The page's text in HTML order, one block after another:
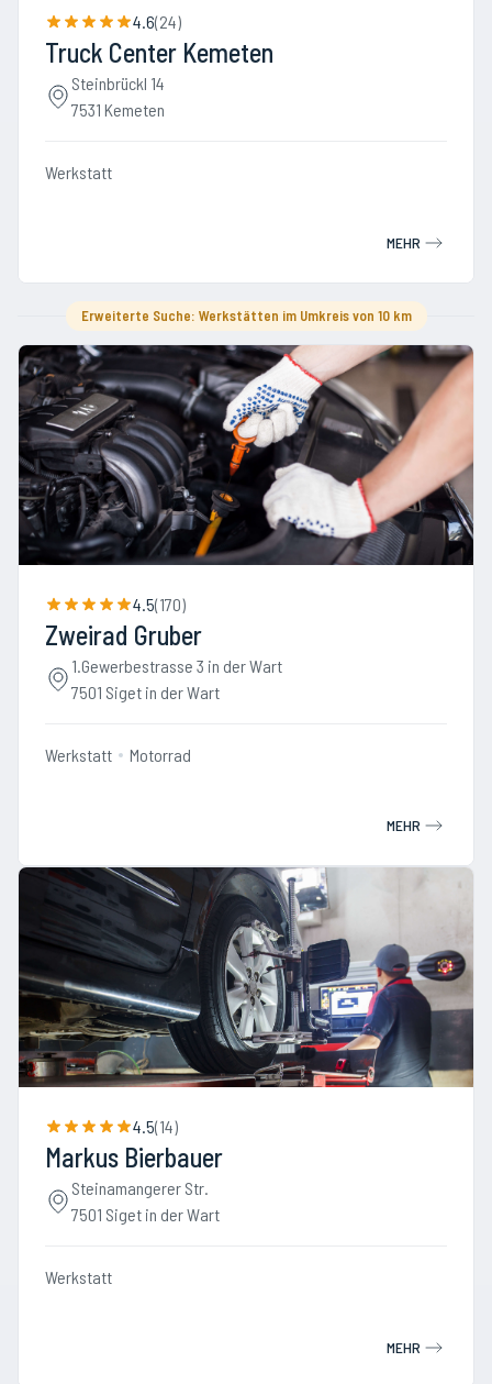
4.6(24)
Truck Center Kemeten
Steinbrückl 14
7531 Kemeten
Werkstatt
MEHR
Erweiterte Suche: Werkstätten im Umkreis von 10 km
4.5(170)
Zweirad Gruber
1.Gewerbestrasse 3 in der Wart
7501 Siget in der Wart
Werkstatt Motorrad
MEHR
4.5(14)
Markus Bierbauer
Steinamangerer Str.
7501 Siget in der Wart
Werkstatt
MEHR